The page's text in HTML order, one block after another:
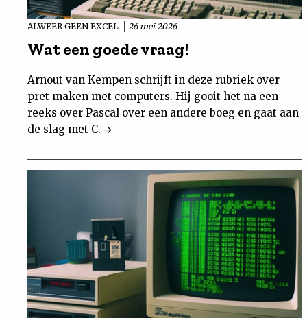
ALWEER GEEN EXCEL 26 mei 2026
Wat een goede vraag!
Arnout van Kempen schrijft in deze rubriek over
pret maken met computers. Hij gooit het na een
reeks over Pascal over een andere boeg en gaat aan
de slag met C.